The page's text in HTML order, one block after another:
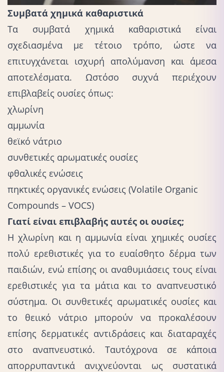
Συμβατά χημικά καθαριστικά
Τα συμβατά χημικά καθαριστικά είναι
σχεδιασμένα με τέτοιο τρόπο, ώστε να
επιτυγχάνεται ισχυρή απολύμανση και άμεσα
αποτελέσματα. Ωστόσο συχνά περιέχουν
επιβλαβείς ουσίες όπως:
χλωρίνη
αμμωνία
θεϊκό νάτριο
συνθετικές αρωματικές ουσίες
φθαλικές ενώσεις
πηκτικές οργανικές ενώσεις (Volatile Organic
Compounds – VOCS)
Γιατί είναι επιβλαβής αυτές οι ουσίες;
Η χλωρίνη και η αμμωνία είναι χημικές ουσίες
πολύ ερεθιστικές για το ευαίσθητο δέρμα των
παιδιών, ενώ επίσης οι αναθυμιάσεις τους είναι
ερεθιστικές για τα μάτια και το αναπνευστικό
σύστημα. Οι συνθετικές αρωματικές ουσίες και
το θειικό νάτριο μπορούν να προκαλέσουν
επίσης δερματικές αντιδράσεις και διαταραχές
στο αναπνευστικό. Ταυτόχρονα σε κάποια
απορρυπαντικά ανιχνεύονται ως συστατικά